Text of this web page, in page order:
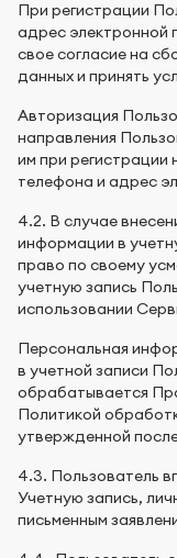
При регистрации
адрес электронной
свое согласие на
данных и принять
Авторизация
направления
им при регистрации
телефона и адрес
4.2. В случае
информации в
право по своему
учетную запись
использовании
Персональная
в учетной записи
обрабатывается
Политикой
утвержденной
4.3. Пользователь
Учетную запись,
письменным